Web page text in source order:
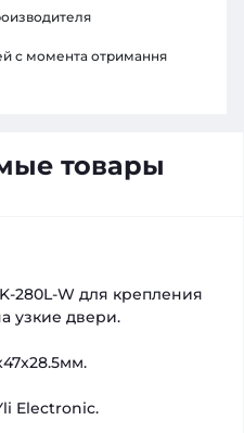
товары
280L-W для крепления
узкие двери.
Electronic.
с момента отримання